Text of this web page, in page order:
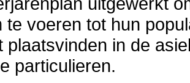
te voeren tot hun
plaatsvinden in de
particulieren.